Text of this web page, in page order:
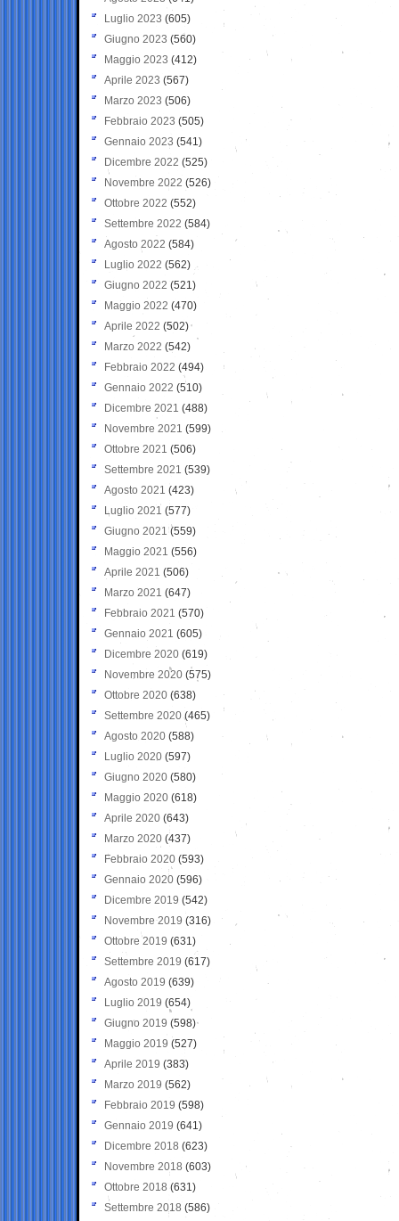
Luglio 2023 (605)
Giugno 2023 (560)
Maggio 2023 (412)
Aprile 2023 (567)
Marzo 2023 (506)
Febbraio 2023 (505)
Gennaio 2023 (541)
Dicembre 2022 (525)
Novembre 2022 (526)
Ottobre 2022 (552)
Settembre 2022 (584)
Agosto 2022 (584)
Luglio 2022 (562)
Giugno 2022 (521)
Maggio 2022 (470)
Aprile 2022 (502)
Marzo 2022 (542)
Febbraio 2022 (494)
Gennaio 2022 (510)
Dicembre 2021 (488)
Novembre 2021 (599)
Ottobre 2021 (506)
Settembre 2021 (539)
Agosto 2021 (423)
Luglio 2021 (577)
Giugno 2021(559)
Maggio 2021 (556)
Aprile 2021 (506)
Marzo 2021 (647)
Febbraio 2021 (570)
Gennaio 2021 (605)
Dicembre 2020 (619)
Novembre 2020 (575)
Ottobre 2020 (638)
Settembre 2020(465)
Agosto 2020 (588)
Luglio 2020 (597)
Giugno 2020 (580)
Maggio 2020 (618)
Aprile 2020 (643)
Marzo 2020 (437)
Febbraio 2020 (593)
Gennaio 2020 (596)
Dicembre 2019 (542)
Novembre 2019 (316)
Ottobre 2019 (631)
Settembre 2019 (617)
Agosto 2019 (639)
Luglio 2019 (654)
Giugno 2019 (598)
Maggio 2019 (527)
Aprile 2019 (383)
Marzo 2019 (562)
Febbraio 2019 (598)
Gennaio 2019 (641)
Dicembre 2018 (623)
Novembre 2018 (603)
Ottobre 2018 (631)
Settembre 2018 (586)